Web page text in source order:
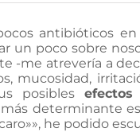
antibióticos
un poco sobre
-me atrevería a
mucosidad,
posiblesefectos
más determinante
he podido